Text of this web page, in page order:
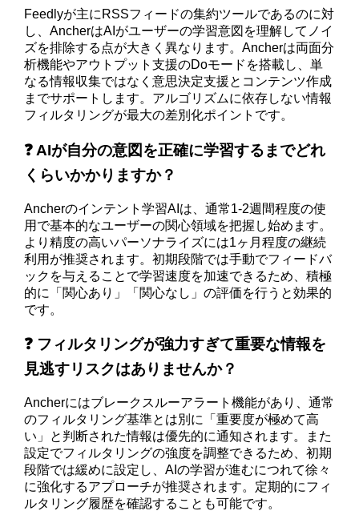
Feedlyが主にRSSフィードの集約ツールであるのに対
し、AncherはAIがユーザーの学習意図を理解してノイ
ズを排除する点が大きく異なります。Ancherは両面分
析機能やアウトプット支援のDoモードを搭載し、単
なる情報収集ではなく意思決定支援とコンテンツ作成
までサポートします。アルゴリズムに依存しない情報
フィルタリングが最大の差別化ポイントです。
❓ AIが自分の意図を正確に学習するまでどれ
くらいかかりますか？
Ancherのインテント学習AIは、通常1-2週間程度の使
用で基本的なユーザーの関心領域を把握し始めます。
より精度の高いパーソナライズには1ヶ月程度の継続
利用が推奨されます。初期段階では手動でフィードバ
ックを与えることで学習速度を加速できるため、積極
的に「関心あり」「関心なし」の評価を行うと効果的
です。
❓ フィルタリングが強力すぎて重要な情報を
見逃すリスクはありませんか？
Ancherにはブレークスルーアラート機能があり、通常
のフィルタリング基準とは別に「重要度が極めて高
い」と判断された情報は優先的に通知されます。また
設定でフィルタリングの強度を調整できるため、初期
段階では緩めに設定し、AIの学習が進むにつれて徐々
に強化するアプローチが推奨されます。定期的にフィ
ルタリング履歴を確認することも可能です。